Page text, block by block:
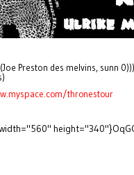
(Joe Preston des melvins, sunn
thronestour